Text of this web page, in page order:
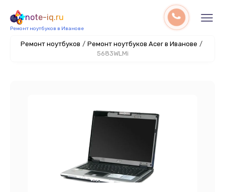
note-iq.ru
Ремонт ноутбуков в Иванове
Ремонт ноутбуков / Ремонт ноутбуков Acer в Иванове /
5683WLMi